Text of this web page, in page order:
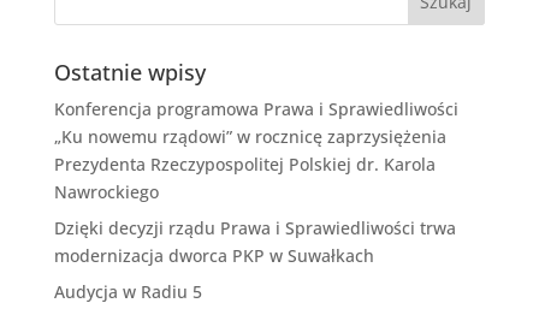
Ostatnie wpisy
Konferencja programowa Prawa i Sprawiedliwości
„Ku nowemu rządowi” w rocznicę zaprzysiężenia
Prezydenta Rzeczypospolitej Polskiej dr. Karola
Nawrockiego
Dzięki decyzji rządu Prawa i Sprawiedliwości trwa
modernizacja dworca PKP w Suwałkach
Audycja w Radiu 5